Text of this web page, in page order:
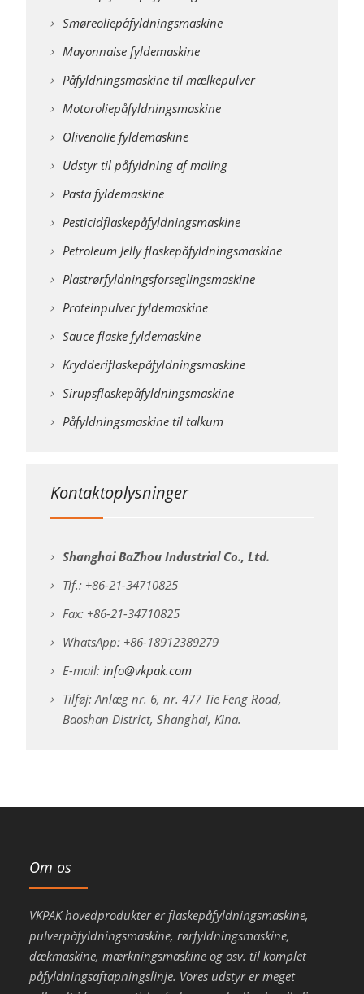
Smøreoliepåfyldningsmaskine
Mayonnaise fyldemaskine
Påfyldningsmaskine til mælkepulver
Motoroliepåfyldningsmaskine
Olivenolie fyldemaskine
Udstyr til påfyldning af maling
Pasta fyldemaskine
Pesticidflaskepåfyldningsmaskine
Petroleum Jelly flaskepåfyldningsmaskine
Plastrørfyldningsforseglingsmaskine
Proteinpulver fyldemaskine
Sauce flaske fyldemaskine
Krydderiflaskepåfyldningsmaskine
Sirupsflaskepåfyldningsmaskine
Påfyldningsmaskine til talkum
Kontaktoplysninger
Shanghai BaZhou Industrial Co., Ltd.
Tlf.: +86-21-34710825
Fax: +86-21-34710825
WhatsApp: +86-18912389279
E-mail: info@vkpak.com
Tilføj: Anlæg nr. 6, nr. 477 Tie Feng Road,
Baoshan District, Shanghai, Kina.
Om os
VKPAK hovedprodukter er flaskepåfyldningsmaskine,
pulverpåfyldningsmaskine, rørfyldningsmaskine,
dækmaskine, mærkningsmaskine og osv. til komplet
påfyldningsaftapningslinje. Vores udstyr er meget